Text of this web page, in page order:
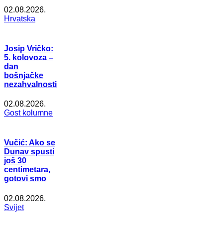
02.08.2026.
Hrvatska
Josip Vričko:
5. kolovoza –
dan
bošnjačke
nezahvalnosti
02.08.2026.
Gost kolumne
Vučić: Ako se
Dunav spusti
još 30
centimetara,
gotovi smo
02.08.2026.
Svijet